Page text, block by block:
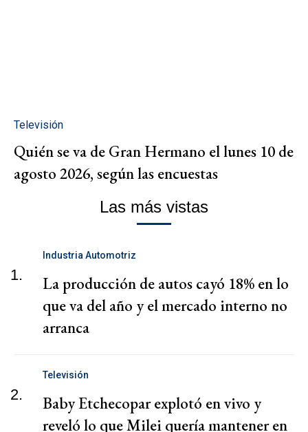
Televisión
Quién se va de Gran Hermano el lunes 10 de
agosto 2026, según las encuestas
Las más vistas
1.
Industria Automotriz
La producción de autos cayó 18% en lo
que va del año y el mercado interno no
arranca
2.
Televisión
Baby Etchecopar explotó en vivo y
reveló lo que Milei quería mantener en